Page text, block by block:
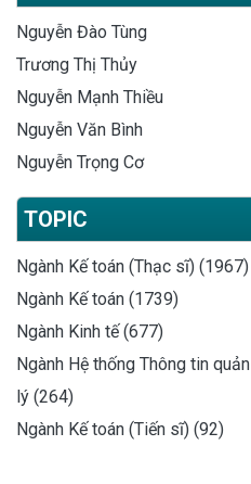
Nguyễn Đào Tùng
Trương Thị Thủy
Nguyễn Mạnh Thiều
Nguyễn Văn Bình
Nguyễn Trọng Cơ
TOPIC
Ngành Kế toán (Thạc sĩ) (1967)
Ngành Kế toán (1739)
Ngành Kinh tế (677)
Ngành Hệ thống Thông tin quản
lý (264)
Ngành Kế toán (Tiến sĩ) (92)